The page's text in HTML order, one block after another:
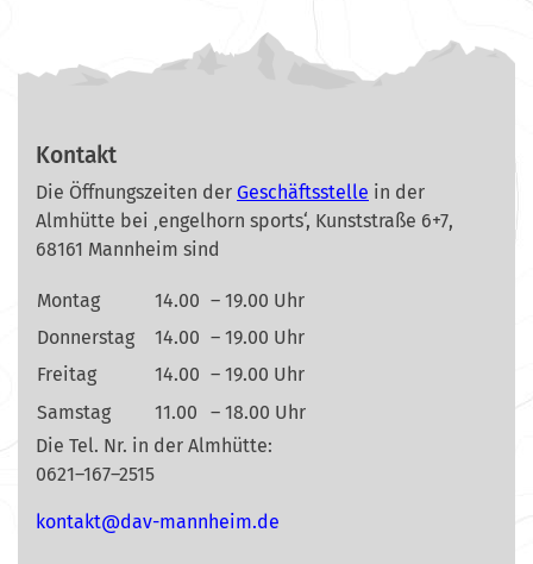
Kontakt
Die Öffnungszeiten der Geschäftsstelle in der
Almhütte bei ‚engelhorn sports‘, Kunststraße 6+7,
68161 Mannheim sind
Montag 14.00 – 19.00 Uhr
Donnerstag
14.00 – 19.00 Uhr
Freitag
14.00 – 19.00 Uhr
Samstag
11.00
– 18.00 Uhr
Die Tel. Nr. in der Almhütte:
0621–167–2515
ed.mi
ehnna
m-vad
@tkat
nok